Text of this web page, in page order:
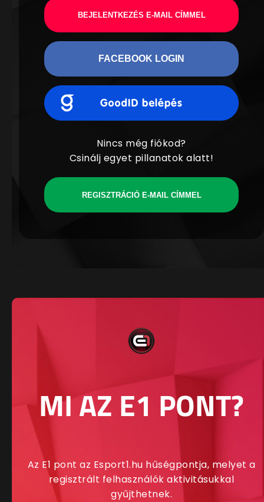
BEJELENTKEZÉS E-MAIL CÍMMEL
FACEBOOK LOGIN
Nincs még fiókod?
Csinálj egyet pillanatok alatt!
REGISZTRÁCIÓ E-MAIL CÍMMEL
MI AZ E1 PONT?
Az E1 pont az Esport1.hu hűségpontja, melyet a
regisztrált felhasználók aktivitásukkal
gyűjthetnek.